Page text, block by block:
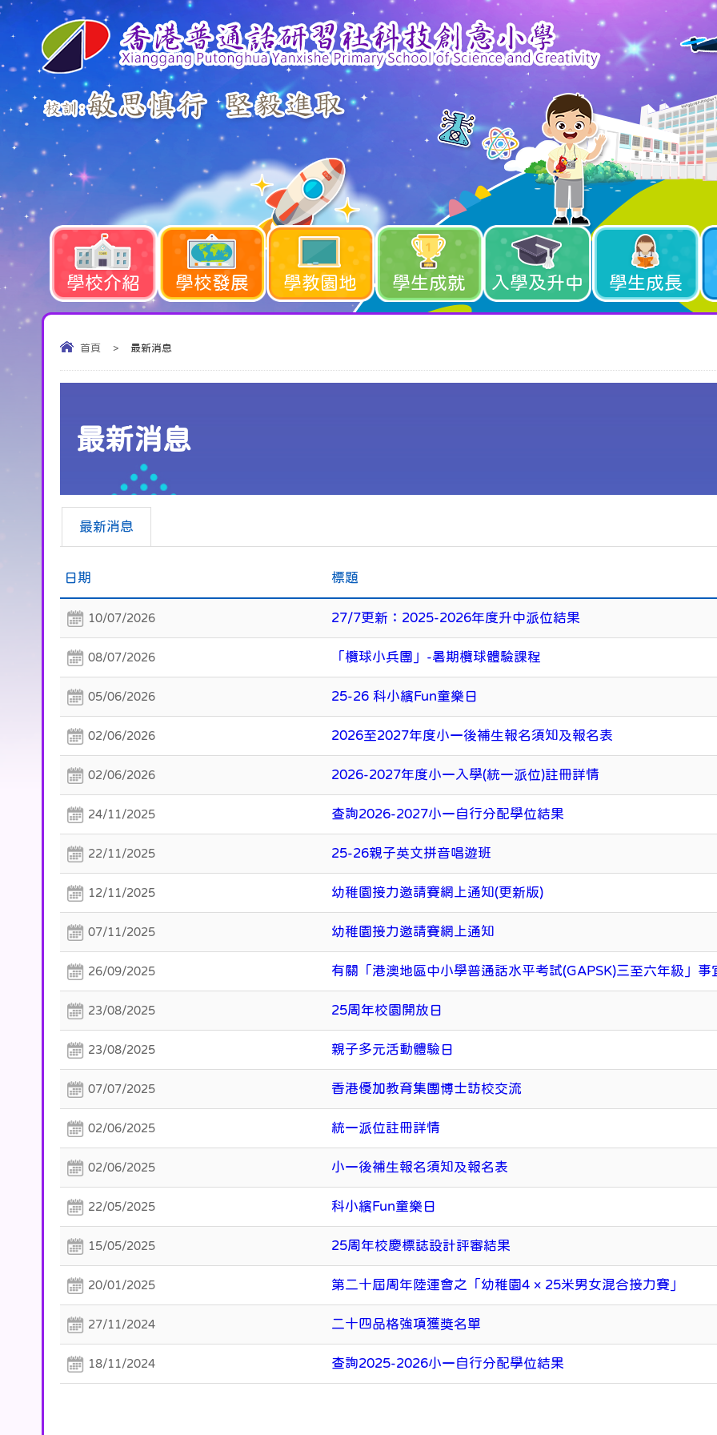
學校介紹 學校發展 學教園地 學生成就 入學及升中 學生成長
首頁 > 最新消息
最新消息
最新消息
日期 標題
10/07/2026 27/7更新：2025-2026年度升中派位結果
08/07/2026 「欖球小兵團」-暑期欖球體驗課程
05/06/2026 25-26 科小繽Fun童樂日
02/06/2026 2026至2027年度小一後補生報名須知及報名表
02/06/2026 2026-2027年度小一入學(統一派位)註冊詳情
24/11/2025 查詢2026-2027小一自行分配學位結果
22/11/2025 25-26親子英文拼音唱遊班
12/11/2025 幼稚園接力邀請賽網上通知(更新版)
07/11/2025 幼稚園接力邀請賽網上通知
26/09/2025 有關「港澳地區中小學普通話水平考試(GAPSK)三至六年級」事
23/08/2025 25周年校園開放日
23/08/2025 親子多元活動體驗日
07/07/2025 香港優加教育集團博士訪校交流
02/06/2025 統一派位註冊詳情
02/06/2025 小一後補生報名須知及報名表
22/05/2025 科小繽Fun童樂日
15/05/2025 25周年校慶標誌設計評審結果
20/01/2025 第二十屆周年陸運會之「幼稚園4 × 25米男女混合接力賽」
27/11/2024 二十四品格強項獲獎名單
18/11/2024 查詢2025-2026小一自行分配學位結果